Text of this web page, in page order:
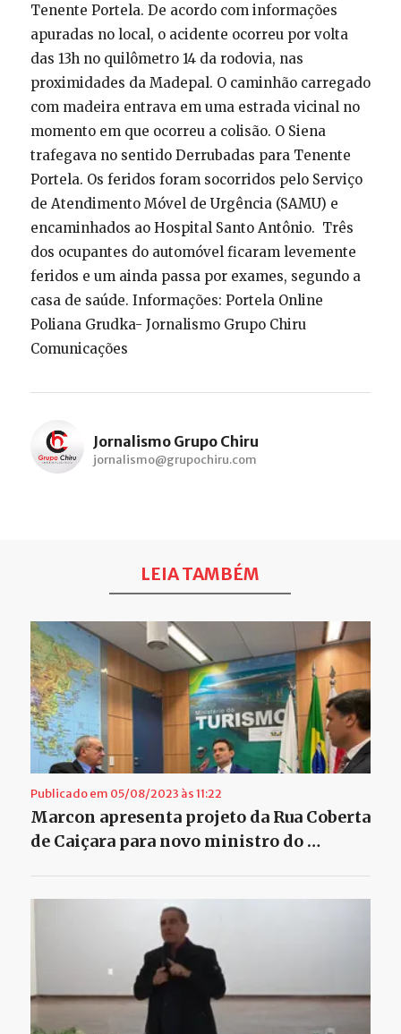
Tenente Portela. De acordo com informações
apuradas no local, o acidente ocorreu por volta
das 13h no quilômetro 14 da rodovia, nas
proximidades da Madepal. O caminhão carregado
com madeira entrava em uma estrada vicinal no
momento em que ocorreu a colisão. O Siena
trafegava no sentido Derrubadas para Tenente
Portela. Os feridos foram socorridos pelo Serviço
de Atendimento Móvel de Urgência (SAMU) e
encaminhados ao Hospital Santo Antônio. Três
dos ocupantes do automóvel ficaram levemente
feridos e um ainda passa por exames, segundo a
casa de saúde. Informações: Portela Online
Poliana Grudka- Jornalismo Grupo Chiru
Comunicações
Jornalismo Grupo Chiru
jornalismo@grupochiru.com
LEIA TAMBÉM
Publicado em 05/08/2023 às 11:22
Marcon apresenta projeto da Rua Coberta
de Caiçara para novo ministro do …